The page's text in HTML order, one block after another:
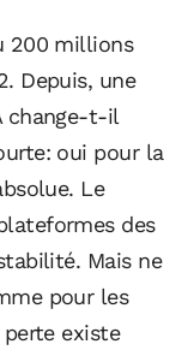
200 millions
Depuis, une
change-t-il
oui pour la
Le
des
Mais ne
pour les
existe